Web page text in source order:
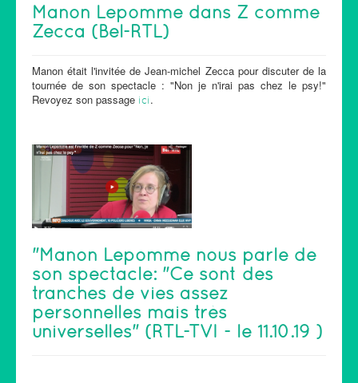
Manon Lepomme dans Z comme
Zecca (Bel-RTL)
Manon était l'invitée de Jean-michel Zecca pour discuter de la
tournée de son spectacle : "Non je n'irai pas chez le psy!"
Revoyez son passage ici .
"Manon Lepomme nous parle de
son spectacle: "Ce sont des
tranches de vies assez
personnelles mais très
universelles" (RTL-TVI - le 11.10.19 )